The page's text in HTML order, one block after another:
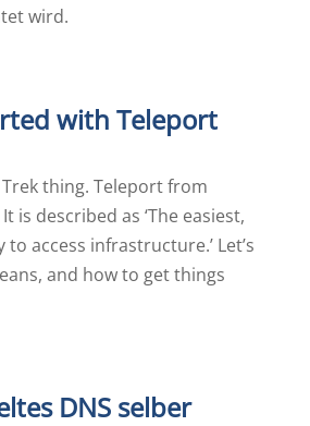
wird.
with Teleport
thing. Teleport from
is described as ‘The easiest,
access infrastructure.’ Let’s
and how to get things
DNS selber